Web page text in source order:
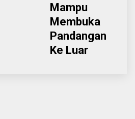
Mampu
Membuka
Pandangan
Ke Luar